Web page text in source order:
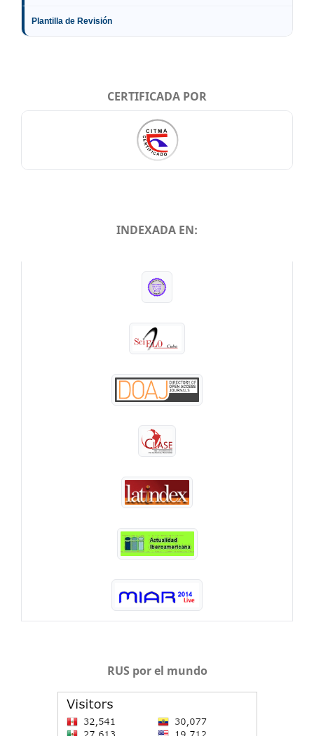
Plantilla de Revisión
CERTIFICADA POR
INDEXADA EN:
RUS por el mundo